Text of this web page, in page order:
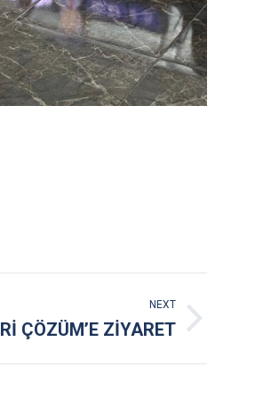
NEXT
ÇÖZÜM’E ZİYARET